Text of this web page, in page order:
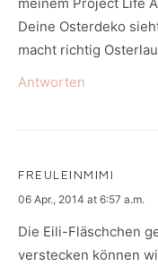
Deine Osterdeko
macht richtig
Antworten
FREULEINMIMI
says:
06 Apr., 2014 at 6:57 a.m.
Die Eili-Fläschchen
verstecken können